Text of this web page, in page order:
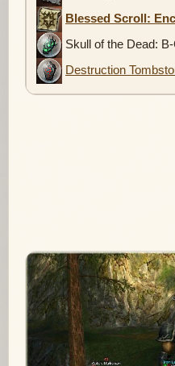
Blessed Scroll:
Skull of the Dead:
Destruction